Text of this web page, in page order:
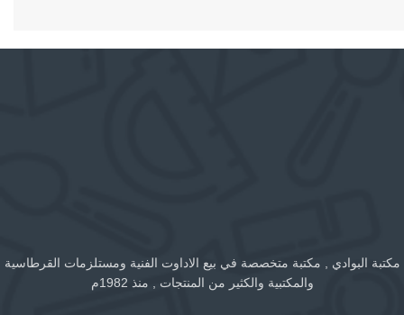
مكتبة البوادي , مكتبة متخصصة في بيع الاداوت الفنية ومستلزمات القرطاسية
والمكتبية والكثير من المنتجات , منذ 1982م